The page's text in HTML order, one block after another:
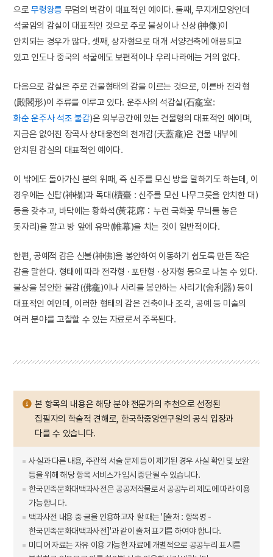
으로무령왕릉 무덤의 벽감이 대표적인 예이다. 둘째, 무지개모양인데
석굴암의 감실이 대표적인 것으로 주로 불상이나 신상(神像)이
안치되는 경우가 많다. 셋째, 상자형으로 대개 서양건축에 애용되고
있고 인도나 중국의 석굴에도 보편적이나 우리나라에는 거의 없다.
다음으로 감실은 주로 건물형태의 감을 이르는 것으로, 이른바 전각형
(殿閣形)이 주류를 이루고 있다. 운주사의 석감실(石龕室:
화순 운주사 석조 불감)은 외부공간에 있는 건물형의 대표적인 예이며,
지금은 없어진 장곡사 상대웅전의 천개감(天蓋龕)은 건물 내부에
안치된 감실의 대표적인 예이다.
이 밖에도 돌아가신 분의 위패, 즉 신주를 모신 방을 말하기도 하는데, 이
경우에는 신탑(神榻)과 독대(櫝臺 : 신주를 모신 나무그릇을 안치한 대)
등을 갖추고, 바닥에는 황화석(黃花席：누런 국화꽃 무늬를 놓은
돗자리)을 깔고 방 앞에 유막(帷幕)을 치는 것이 일반적이다.
한편, 공예적 감은 신불(神佛)을 봉안하여 이동하기 쉽도록 만든 작은
감을 말한다. 형태에 따라 전각형 · 포탄형 · 상자형 등으로 나눌 수 있다.
불상을 봉안한 불감(佛龕)이나 사리를 봉안하는 사리기(舍利器) 등이
대표적인 예인데, 이러한 형태의 감은 건축이나 조각, 공예 등 미술의
여러 분야를 고찰할 수 있는 자료로서 주목된다.
본 항목의 내용은 해당 분야 전문가의 추천으로 선정된
집필자의 학술적 견해로, 한국학중앙연구원의 공식 입장과
다를 수 있습니다.
사실과 다른 내용, 주관적 서술 문제 등이 제기된 경우 사실 확인 및 보완
등을 위해 해당 항목 서비스가 임시 중단될 수 있습니다.
한국민족문화대백과사전은 공공저작물로서 공공누리 제도에 따라 이용
가능합니다.
백과사전 내용 중 글을 인용하고자 할 때는 '[출처 : 항목명 -
한국민족문화대백과사전]'과 같이 출처 표기를 하여야 합니다.
미디어 자료는 자유 이용 가능한 자료에 개별적으로 공공누리 표시를